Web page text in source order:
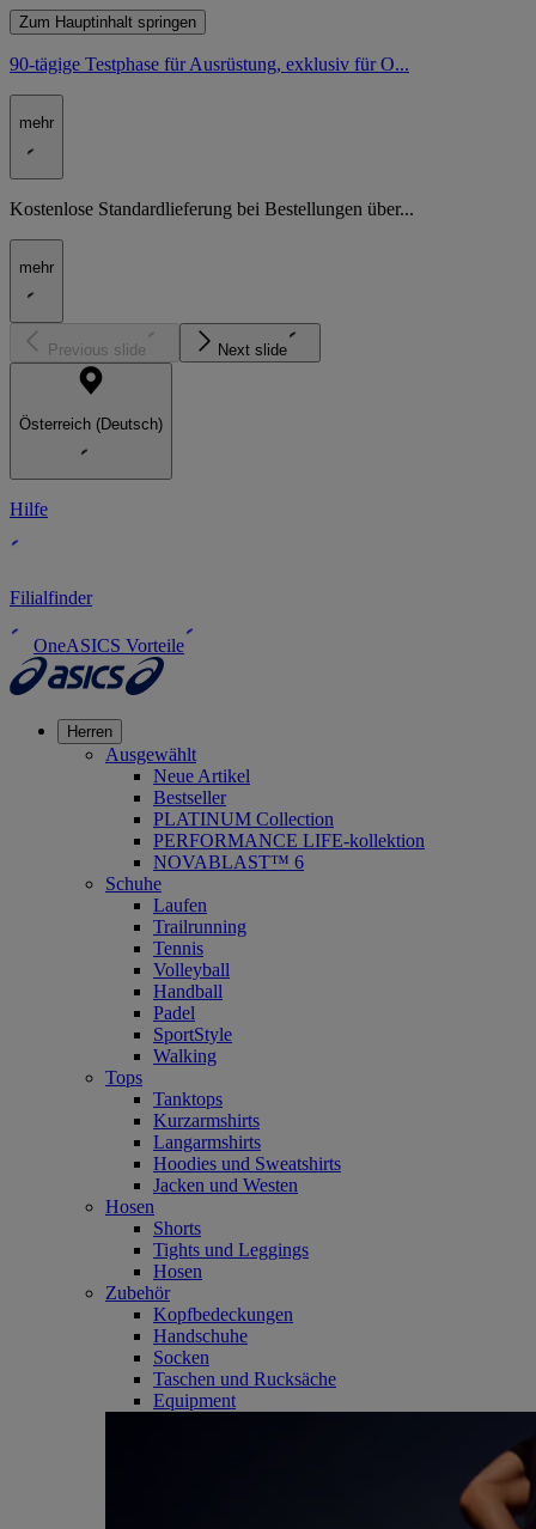
Zum Hauptinhalt springen
90-tägige Testphase für Ausrüstung, exklusiv für O...
mehr
Kostenlose Standardlieferung bei Bestellungen über...
mehr
Previous slide Next slide
Österreich (Deutsch)
Hilfe
Filialfinder
OneASICS Vorteile
Herren
Ausgewählt
Neue Artikel
Bestseller
PLATINUM Collection
PERFORMANCE LIFE-kollektion
NOVABLAST™ 6
Schuhe
Laufen
Trailrunning
Tennis
Volleyball
Handball
Padel
SportStyle
Walking
Tops
Tanktops
Kurzarmshirts
Langarmshirts
Hoodies und Sweatshirts
Jacken und Westen
Hosen
Shorts
Tights und Leggings
Hosen
Zubehör
Kopfbedeckungen
Handschuhe
Socken
Taschen und Rucksäche
Equipment